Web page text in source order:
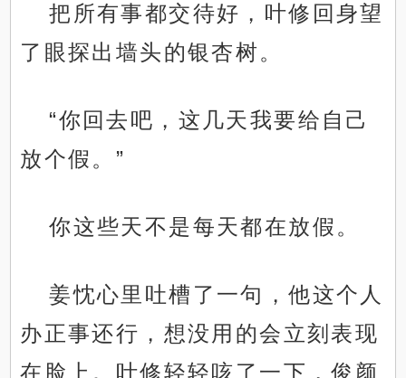
把所有事都交待好，叶修回身望
了眼探出墙头的银杏树。
“你回去吧，这几天我要给自己
放个假。”
你这些天不是每天都在放假。
姜忱心里吐槽了一句，他这个人
办正事还行，想没用的会立刻表现
在脸上。叶修轻轻咳了一下，俊颜